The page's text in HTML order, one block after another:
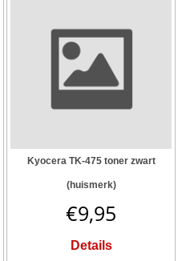
Kyocera TK-475 toner zwart
(huismerk)
€9,95
Details